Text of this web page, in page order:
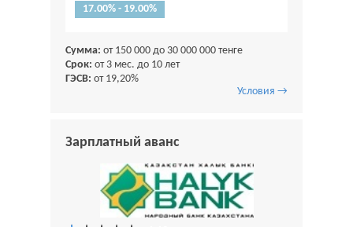
17.00% - 19.00%
Сумма: от 150 000 до 30 000 000 тенге
Срок: от 3 мес. до 10 лет
ГЭСВ: от 19,20%
Условия →
Зарплатный аванс